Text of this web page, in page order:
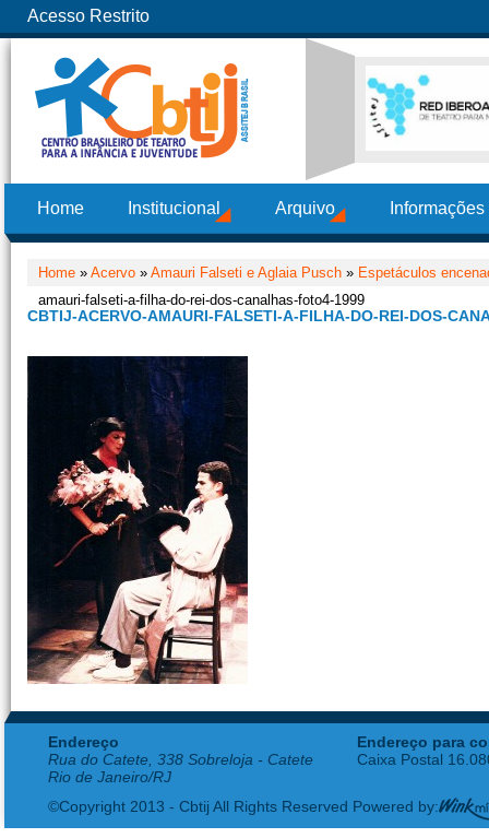
Acesso Restrito
Home Institucional Arquivo
Home » Acervo » Amauri Falseti e Aglaia Pusch » Espetáculos
amauri-falseti-a-filha-do-rei-dos-canalhas-foto4-1999
CBTIJ-ACERVO-AMAURI-FALSETI-A-FILHA-DO-REI-DOS-
Endereço
Rua do Catete, 338 Sobreloja - Catete
Rio de Janeiro/RJ
Endereço para
Caixa Postal
©Copyright 2013 - Cbtij All Rights Reserved Powered by: